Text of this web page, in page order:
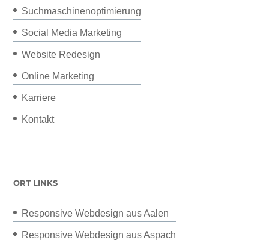
Suchmaschinenoptimierung
Social Media Marketing
Website Redesign
Online Marketing
Karriere
Kontakt
ORT LINKS
Responsive Webdesign aus Aalen
Responsive Webdesign aus Aspach